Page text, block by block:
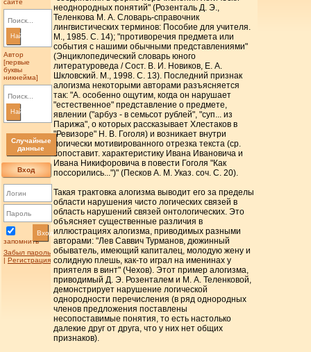
сайте
Найти
Автор
[первые
буквы
никнейма]
Найти
Случайные
данные
Вход
запомнить
Вход
Забыл пароль
| Регистрация
неоднородных понятий" (Розенталь Д. Э.,
Теленкова М. А. Словарь-справочник
лингвистических терминов: Пособие для учителя.
М., 1985. С. 14); "противоречия предмета или
события с нашими обычными представлениями"
(Энциклопедический словарь юного
литературоведа / Сост. В. И. Новиков, Е. А.
Шкловский. М., 1998. С. 13). Последний признак
алогизма некоторыми авторами разъясняется
так: "А. особенно ощутим, когда он нарушает
"естественное" представление о предмете,
явлении ("арбуз - в семьсот рублей", "суп... из
Парижа", о которых рассказывает Хлестаков в
"Ревизоре" Н. В. Гоголя) и возникает внутри
логически мотивированного отрезка текста (ср.
сопоставит. характеристику Ивана Ивановича и
Ивана Никифоровича в повести Гоголя "Как
поссорились...")" (Песков А. М. Указ. соч. С. 20).
Такая трактовка алогизма выводит его за пределы
области нарушения чисто логических связей в
область нарушений связей онтологических. Это
объясняет существенные различия в
иллюстрациях алогизма, приводимых разными
авторами: "Лев Саввич Турманов, дюжинный
обыватель, имеющий капиталец, молодую жену и
солидную плешь, как-то играл на именинах у
приятеля в винт" (Чехов). Этот пример алогизма,
приводимый Д. Э. Розенталем и М. А. Теленковой,
демонстрирует нарушение логической
однородности перечисления (в ряд однородных
членов предложения поставлены
несопоставимые понятия, то есть настолько
далекие друг от друга, что у них нет общих
признаков).